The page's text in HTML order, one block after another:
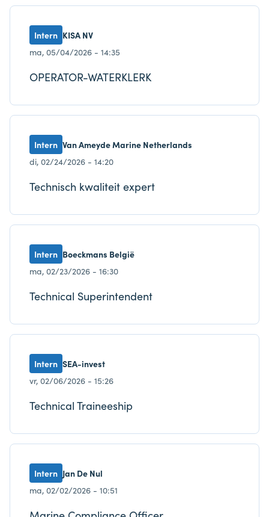
Intern KISA NV
ma, 05/04/2026 - 14:35
OPERATOR-WATERKLERK
Intern Van Ameyde Marine Netherlands
di, 02/24/2026 - 14:20
Technisch kwaliteit expert
Intern Boeckmans België
ma, 02/23/2026 - 16:30
Technical Superintendent
Intern SEA-invest
vr, 02/06/2026 - 15:26
Technical Traineeship
Intern Jan De Nul
ma, 02/02/2026 - 10:51